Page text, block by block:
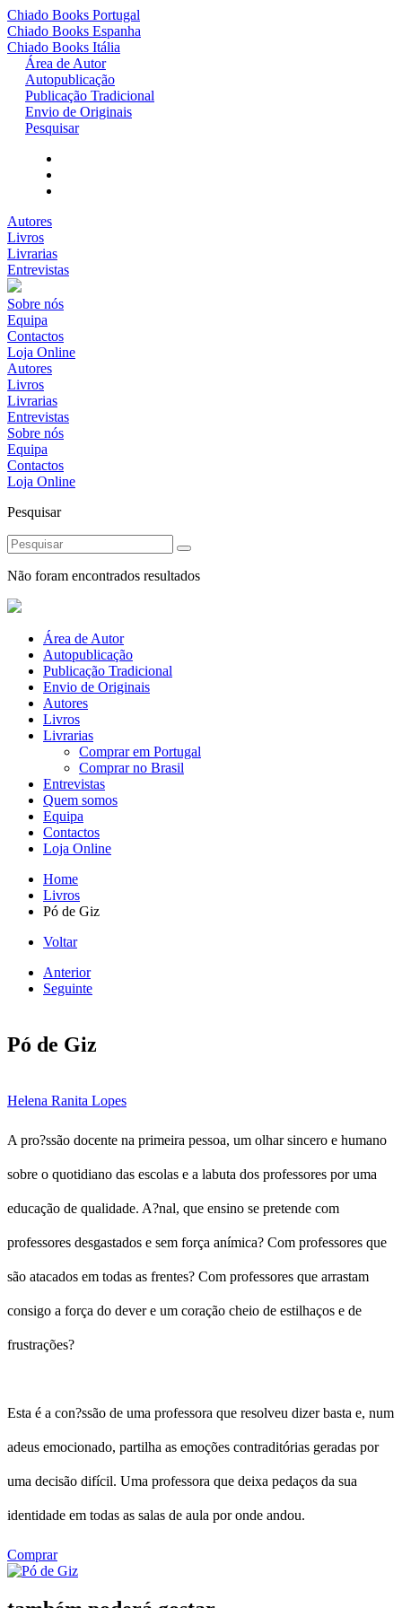
Chiado Books Portugal
Chiado Books Espanha
Chiado Books Itália
Área de Autor
Autopublicação
Publicação Tradicional
Envio de Originais
Pesquisar
Autores
Livros
Livrarias
Entrevistas
Sobre nós
Equipa
Contactos
Loja Online
Autores
Livros
Livrarias
Entrevistas
Sobre nós
Equipa
Contactos
Loja Online
Pesquisar
Não foram encontrados resultados
Área de Autor
Autopublicação
Publicação Tradicional
Envio de Originais
Autores
Livros
Livrarias
Comprar em Portugal
Comprar no Brasil
Entrevistas
Quem somos
Equipa
Contactos
Loja Online
Home
Livros
Pó de Giz
Voltar
Anterior
Seguinte
Pó de Giz
Helena Ranita Lopes
A pro?ssão docente na primeira pessoa, um olhar sincero e humano
sobre o quotidiano das escolas e a labuta dos professores por uma
educação de qualidade. A?nal, que ensino se pretende com
professores desgastados e sem força anímica? Com professores que
são atacados em todas as frentes? Com professores que arrastam
consigo a força do dever e um coração cheio de estilhaços e de
frustrações?
Esta é a con?ssão de uma professora que resolveu dizer basta e, num
adeus emocionado, partilha as emoções contraditórias geradas por
uma decisão difícil. Uma professora que deixa pedaços da sua
identidade em todas as salas de aula por onde andou.
Comprar